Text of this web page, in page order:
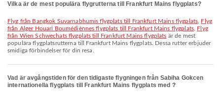
Vilka är de mest populära flygrutterna till Frankfurt Mains flygplats?
Flyg från Bangkok Suvarnabhumis flygplats till Frankfurt Mains flygplats Flyg
från Alger Houari Boumédiènnes flygplats till Frankfurt Mains flygplats, Flyg
från Wien Schwechats flygplats till Frankfurt Mains flygplats är de mest
populära flygplatsrutterna till Frankfurt Mains flygplats. Dessa rutter erbjuder
smidiga förbindelser för din resa.
Vad är avgångstiden för den tidigaste flygningen från Sabiha Gokcen
internationella flygplats till Frankfurt Mains flygplats med ?